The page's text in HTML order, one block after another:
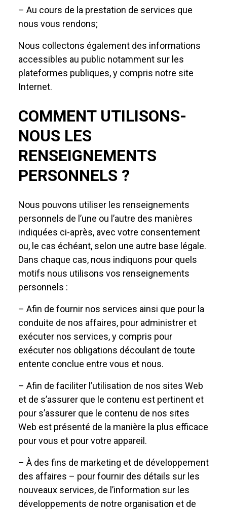
– Au cours de la prestation de services que
nous vous rendons;
Nous collectons également des informations
accessibles au public notamment sur les
plateformes publiques, y compris notre site
Internet.
COMMENT UTILISONS-
NOUS LES
RENSEIGNEMENTS
PERSONNELS ?
Nous pouvons utiliser les renseignements
personnels de l’une ou l’autre des manières
indiquées ci-après, avec votre consentement
ou, le cas échéant, selon une autre base légale.
Dans chaque cas, nous indiquons pour quels
motifs nous utilisons vos renseignements
personnels :
– Afin de fournir nos services ainsi que pour la
conduite de nos affaires, pour administrer et
exécuter nos services, y compris pour
exécuter nos obligations découlant de toute
entente conclue entre vous et nous.
– Afin de faciliter l’utilisation de nos sites Web
et de s’assurer que le contenu est pertinent et
pour s’assurer que le contenu de nos sites
Web est présenté de la manière la plus efficace
pour vous et pour votre appareil.
– À des fins de marketing et de développement
des affaires – pour fournir des détails sur les
nouveaux services, de l’information sur les
développements de notre organisation et de